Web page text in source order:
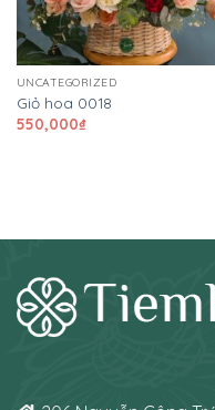
UNCATEGORIZED
Giỏ hoa 0018
550,000₫